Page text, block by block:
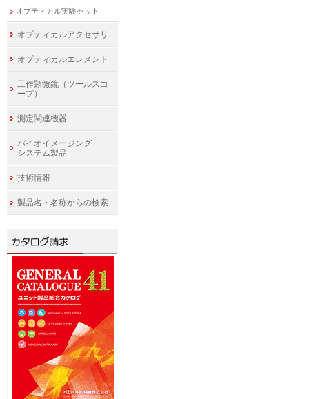
オプティカル実験セット
オプティカルアクセサリ
オプティカルエレメント
工作顕微鏡（ツールスコ
ープ）
測定関連機器
バイオイメージング
システム製品
技術情報
製品名・名称からの検索